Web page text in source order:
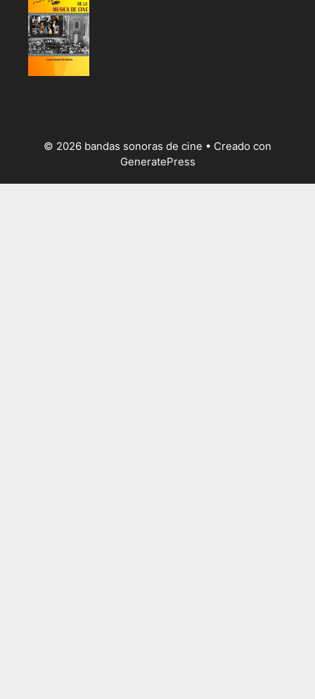
© 2026 bandas sonoras de cine • Creado con
GeneratePress